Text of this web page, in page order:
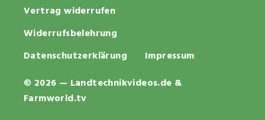
© 2026 — Landtechnikvideos.de &
Farmworld.tv
Vertrag widerrufen
Widerrufsbelehrung
Datenschutzerklärung
Impressum